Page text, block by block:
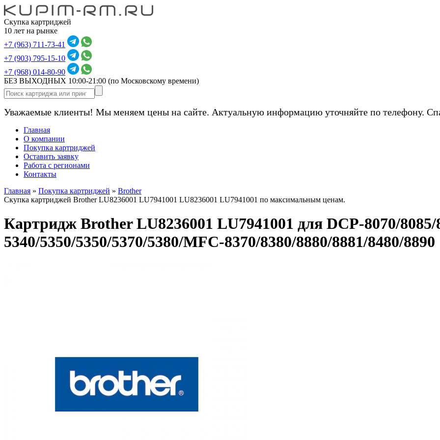
Скупка картриджей
10 лет на рынке
+7 (963) 711-73-41
+7 (903) 795-15-10
+7 (968) 014-80-90
БЕЗ ВЫХОДНЫХ 10:00-21:00 (по Московскому времени)
Уважаемые клиенты! Мы меняем цены на сайте. Актуальную информацию уточняйте по телефону.
Главная
О компании
Покупка картриджей
Оставить заявку
Работа с регионами
Контакты
Главная » Покупка картриджей » Brother
Скупка картриджей Brother LU8236001 LU7941001 LU8236001 LU7941001 по максимальным ценам.
Картридж Brother LU8236001 LU7941001 для DCP-8070/
5340/5350/5350/5370/5380/MFC-8370/8380/8880/8881/8480/8890